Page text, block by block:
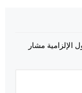
الإلزامية مشار